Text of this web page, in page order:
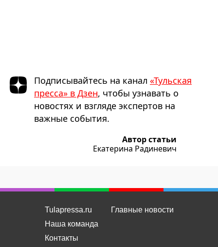
Подписывайтесь на канал «Тульская
пресса» в Дзен, чтобы узнавать о
новостях и взгляде экспертов на
важные события.
Автор статьи
Екатерина Радиневич
Tulapressa.ru
Наша команда
Контакты
Главные новости